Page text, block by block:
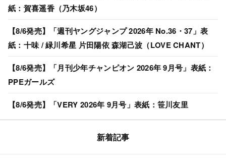
紙：賀喜遥香（乃木坂46）
【8/6発売】「週刊ヤングジャンプ 2026年 No.36・37」表
紙：十味 / 緑川希星 片田陽依 森湖己波（LOVE CHANT）
【8/6発売】「月刊少年チャンピオン 2026年 9月号」表紙：
PPEガールズ
【8/6発売】「VERY 2026年 9月号」表紙：笹川友里
新着記事